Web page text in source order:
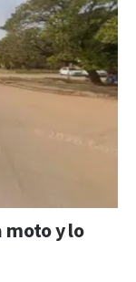
moto y lo